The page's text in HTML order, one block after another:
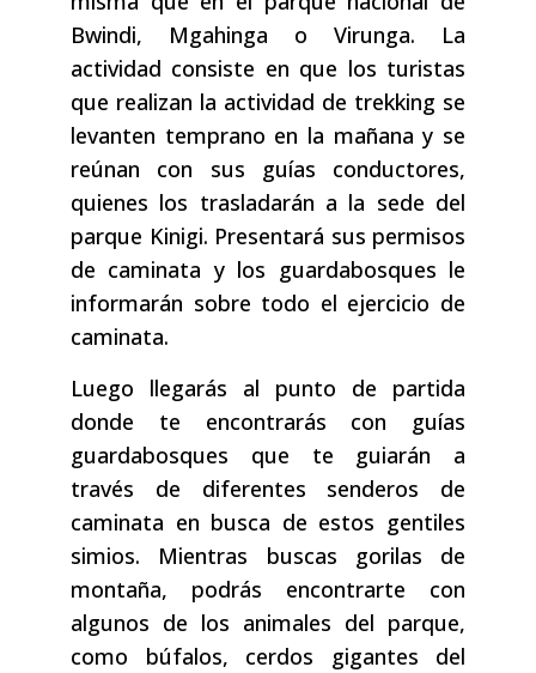
Bwindi, Mgahinga o Virunga. La
actividad consiste en que los turistas
que realizan la actividad de trekking se
levanten temprano en la mañana y se
reúnan con sus guías conductores,
quienes los trasladarán a la sede del
parque Kinigi. Presentará sus permisos
de caminata y los guardabosques le
informarán sobre todo el ejercicio de
caminata.
Luego llegarás al punto de partida
donde te encontrarás con guías
guardabosques que te guiarán a
través de diferentes senderos de
caminata en busca de estos gentiles
simios. Mientras buscas gorilas de
montaña, podrás encontrarte con
algunos de los animales del parque,
como búfalos, cerdos gigantes del